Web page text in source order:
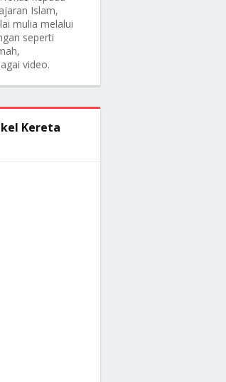
Islam,
mulia melalui
seperti
video.
Kereta